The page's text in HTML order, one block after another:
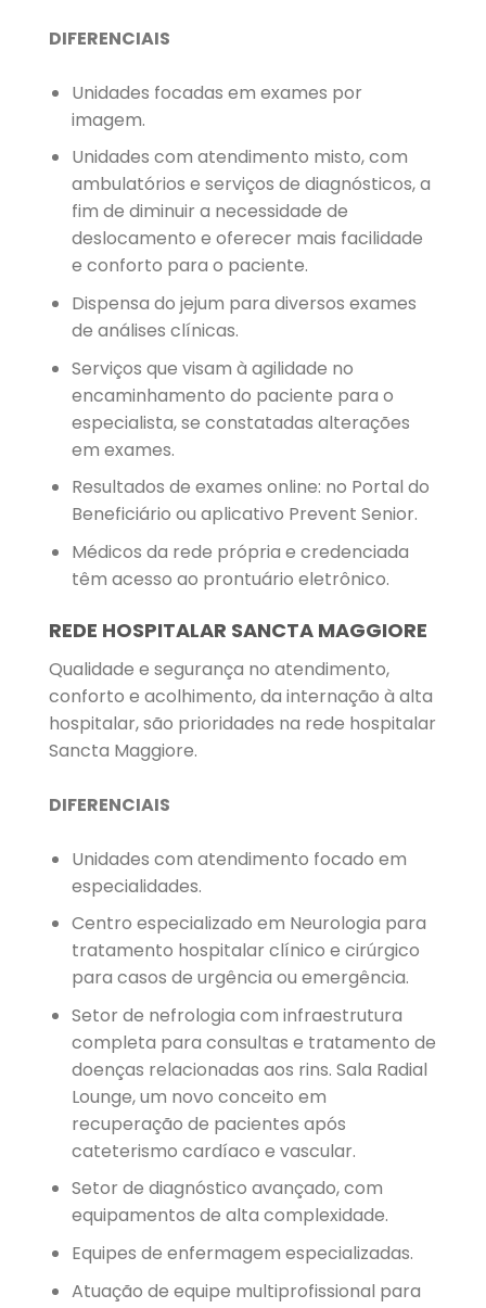
DIFERENCIAIS
Unidades focadas em exames por
imagem.
Unidades com atendimento misto, com
ambulatórios e serviços de diagnósticos, a
fim de diminuir a necessidade de
deslocamento e oferecer mais facilidade
e conforto para o paciente.
Dispensa do jejum para diversos exames
de análises clínicas.
Serviços que visam à agilidade no
encaminhamento do paciente para o
especialista, se constatadas alterações
em exames.
Resultados de exames online: no Portal do
Beneficiário ou aplicativo Prevent Senior.
Médicos da rede própria e credenciada
têm acesso ao prontuário eletrônico.
REDE HOSPITALAR SANCTA MAGGIORE
Qualidade e segurança no atendimento,
conforto e acolhimento, da internação à alta
hospitalar, são prioridades na rede hospitalar
Sancta Maggiore.
DIFERENCIAIS
Unidades com atendimento focado em
especialidades.
Centro especializado em Neurologia para
tratamento hospitalar clínico e cirúrgico
para casos de urgência ou emergência.
Setor de nefrologia com infraestrutura
completa para consultas e tratamento de
doenças relacionadas aos rins. Sala Radial
Lounge, um novo conceito em
recuperação de pacientes após
cateterismo cardíaco e vascular.
Setor de diagnóstico avançado, com
equipamentos de alta complexidade.
Equipes de enfermagem especializadas.
Atuação de equipe multiprofissional para